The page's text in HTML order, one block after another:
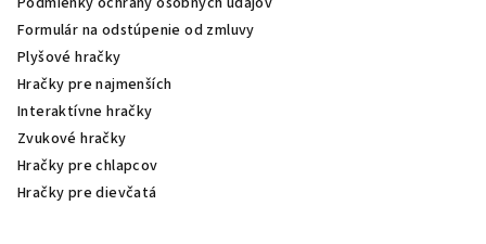
Formulár na odstúpenie od zmluvy
Plyšové hračky
Hračky pre najmenších
Interaktívne hračky
Zvukové hračky
Hračky pre chlapcov
Hračky pre dievčatá